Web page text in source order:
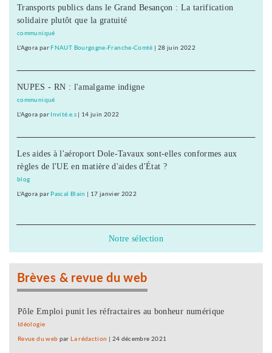
Transports publics dans le Grand Besançon : La tarification
solidaire plutôt que la gratuité
communiqué
L'Agora par FNAUT Bourgogne-Franche-Comté 28 juin 2022
NUPES - RN : l'amalgame indigne
communiqué
L'Agora par Invité.e.s| 14 juin 2022
Les aides à l'aéroport Dole-Tavaux sont-elles conformes aux
règles de l'UE en matière d'aides d'État ?
blog
L'Agora par Pascal Blain 17 janvier 2022
Notre sélection
Brèves & revue du web
Pôle Emploi punit les réfractaires au bonheur numérique
Idéologie
Revue du web par La rédaction 24 décembre 2021